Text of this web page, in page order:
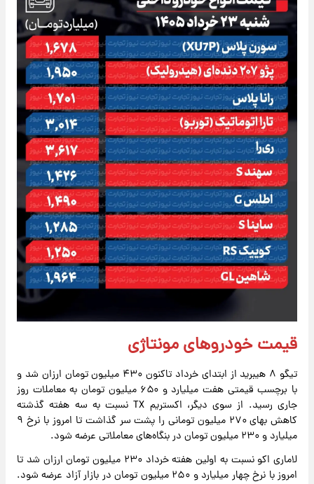
قیمت خودروهای مونتاژی
تیگو ۸ هیبرید از ابتدای خرداد تاکنون ۴۳۰ میلیون تومان ارزان شد و
با برچسب قیمتی هفت میلیارد و ۶۵۰ میلیون تومان به معاملات روز
جاری رسید. از سوی دیگر، اکستریم TX نسبت به سه هفته گذشته
کاهش بهای ۲۷۰ میلیون تومانی را پشت سر گذاشت تا امروز با نرخ ۹
میلیارد و ۲۳۰ میلیون تومان در بنگاه‌های معاملاتی عرضه شود.
لاماری اکو نسبت به اولین هفته خرداد ۲۳۰ میلیون تومان ارزان شد تا
امروز با نرخ چهار میلیارد و ۲۵۰ میلیون تومان در بازار آزاد عرضه شود.